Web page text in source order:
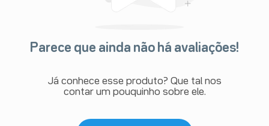
Parece que ainda não há avaliações!
Já conhece esse produto? Que tal nos
contar um pouquinho sobre ele.